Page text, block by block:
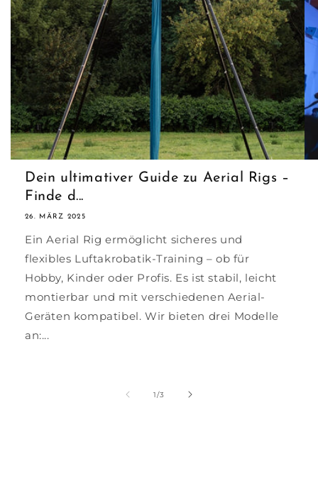
Dein ultimativer Guide zu Aerial Rigs –
Finde d...
26. MÄRZ 2025
Ein Aerial Rig ermöglicht sicheres und
flexibles Luftakrobatik-Training – ob für
Hobby, Kinder oder Profis. Es ist stabil, leicht
montierbar und mit verschiedenen Aerial-
Geräten kompatibel. Wir bieten drei Modelle
an:...
1/von
3